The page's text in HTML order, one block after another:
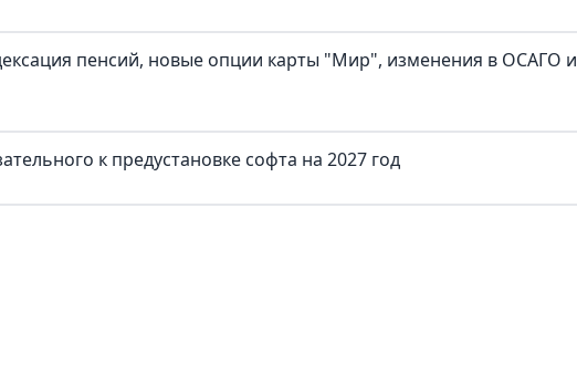
пенсий, новые опции карты "Мир", изменения в ОСАГО и
к предустановке софта на 2027 год